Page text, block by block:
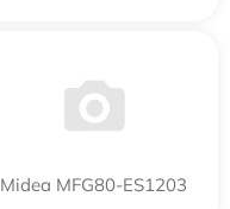
Midea MFG80-ES1203